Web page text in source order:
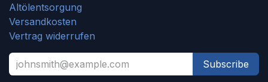
Altölentsorgung
Versandkosten
Vertrag widerrufen
Subscribe